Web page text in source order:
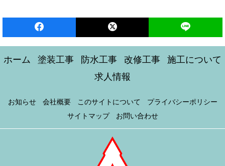
ホーム 塗装工事 防水工事 改修工事
施工について
求人情報
お知らせ 会社概要 このサイトについて
プライバシーポリシー
サイトマップ
お問い合わせ